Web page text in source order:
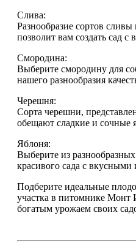
Слива:
Разнообразие сортов
позволит вам создать сад
Смородина:
Выберите смородину для
нашего разнообразия
Черешня:
Сорта черешни,
обещают сладкие и сочные
Яблоня:
Выберите из
красивого сада с
Подберите идеальные
участка в питомнике Монт
богатым урожаем своих